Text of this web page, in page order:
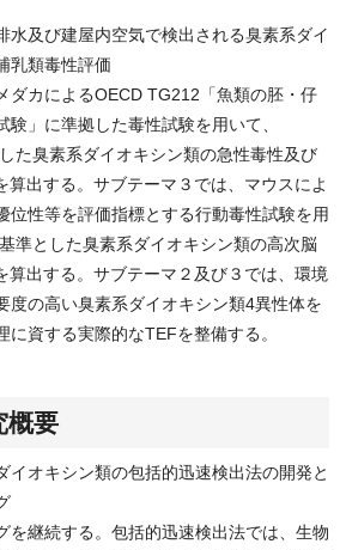
水及び建屋内空気で検出される臭素系ダイ
乳類毒性評価
カによるOECD TG212「魚類の胚・仔
」に準拠した毒性試験を用いて、
た臭素系ダイオキシン類の急性毒性及び
算出する。サブテーマ３では、マウスによ
位性等を評価指標とする行動毒性試験を用
準とした臭素系ダイオキシン類の高次脳
算出する。サブテーマ２及び３では、環境
度の高い臭素系ダイオキシン類4異性体を
資する実際的なTEFを整備する。
概要
イオキシン類の包括的迅速検出法の開発と
継続する。包括的迅速検出法では、生物